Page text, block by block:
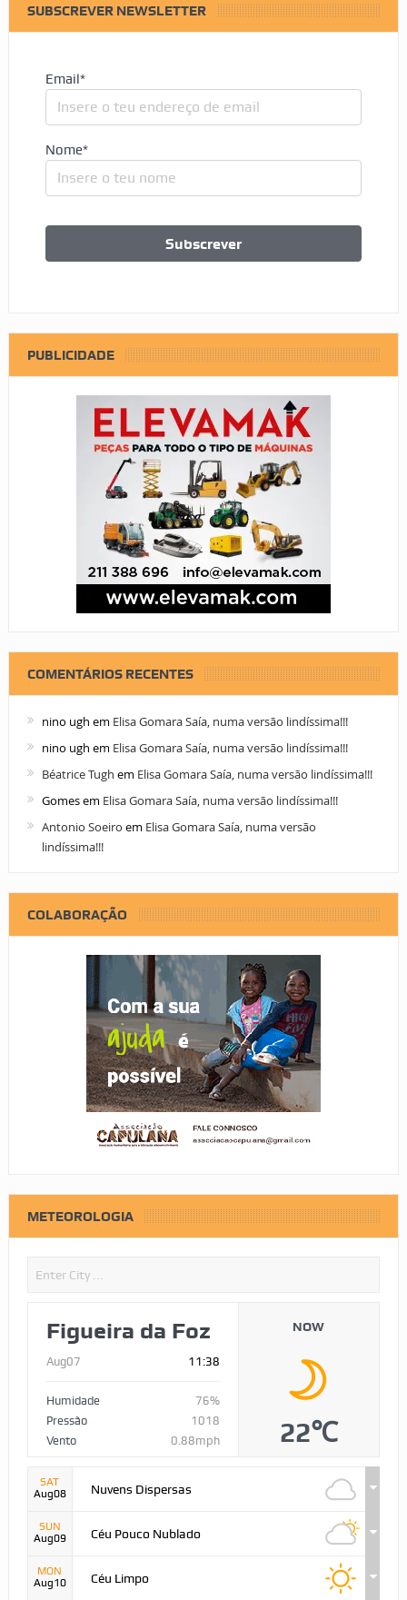
SUBSCREVER NEWSLETTER
Email*
Nome*
PUBLICIDADE
COMENTÁRIOS RECENTES
nino ugh em Elisa Gomara Saía, numa versão lindíssima!!!
nino ugh em Elisa Gomara Saía, numa versão lindíssima!!!
Béatrice Tugh em Elisa Gomara Saía, numa versão lindíssima!!!
Gomesem Elisa Gomara Saía, numa versão lindíssima!!!
Antonio Soeiro em Elisa Gomara Saía, numa versão
lindíssima!!!
COLABORAÇÃO
METEOROLOGIA
Figueira da Foz
Aug07 11:38
Humidade
76%
Pressão
1018
Vento
0.88mph
NOW
22℃
SAT
Aug08
Nuvens Dispersas
SUN
Aug09
Céu Pouco Nublado
MON
Aug10
Céu Limpo